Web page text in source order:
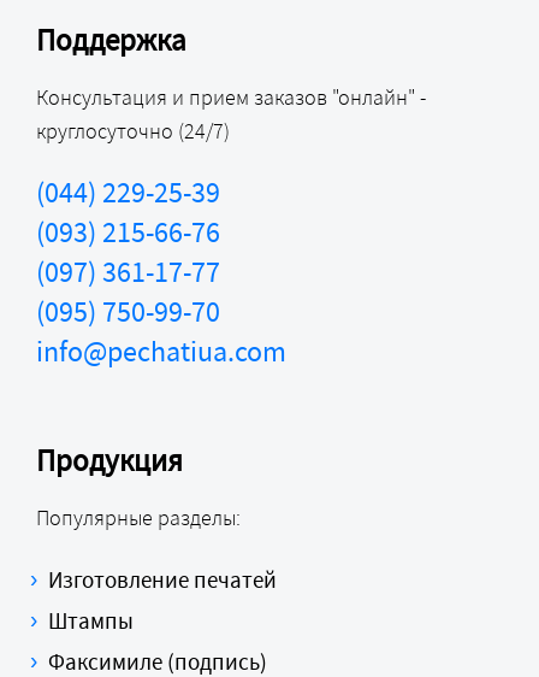
Поддержка
Консультация и прием заказов "онлайн" -
круглосуточно (24/7)
(044) 229-25-39
(093) 215-66-76
(097) 361-17-77
(095) 750-99-70
info@pechatiua.com
Продукция
Популярные разделы:
Изготовление печатей
Штампы
Факсимиле (подпись)